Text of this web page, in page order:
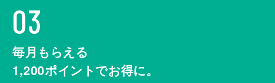
03
毎月もらえる
1,200ポイントでお得に。